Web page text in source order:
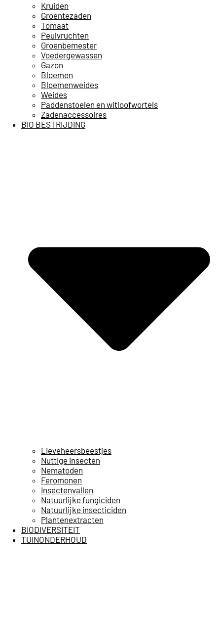
Kruiden
Groentezaden
Tomaat
Peulvruchten
Groenbemester
Voedergewassen
Gazon
Bloemen
Bloemenweides
Weides
Paddenstoelen en witloofwortels
Zadenaccessoires
BIO BESTRIJDING
Lieveheersbeestjes
Nuttige insecten
Nematoden
Feromonen
Insectenvallen
Natuurlijke fungiciden
Natuurlijke insecticiden
Plantenextracten
BIODIVERSITEIT
TUINONDERHOUD